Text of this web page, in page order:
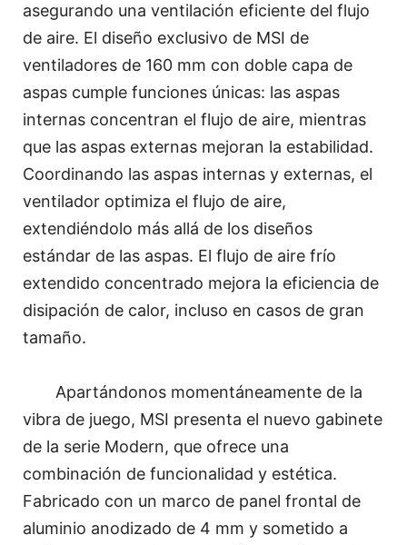
asegurando una ventilación eficiente del flujo
de aire. El diseño exclusivo de MSI de
ventiladores de 160 mm con doble capa de
aspas cumple funciones únicas: las aspas
internas concentran el flujo de aire, mientras
que las aspas externas mejoran la estabilidad.
Coordinando las aspas internas y externas, el
ventilador optimiza el flujo de aire,
extendiéndolo más allá de los diseños
estándar de las aspas. El flujo de aire frío
extendido concentrado mejora la eficiencia de
disipación de calor, incluso en casos de gran
tamaño.
Apartándonos momentáneamente de la
vibra de juego, MSI presenta el nuevo gabinete
de la serie Modern, que ofrece una
combinación de funcionalidad y estética.
Fabricado con un marco de panel frontal de
aluminio anodizado de 4 mm y sometido a